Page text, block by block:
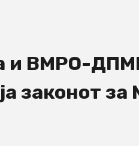
и ВМРО-
законот